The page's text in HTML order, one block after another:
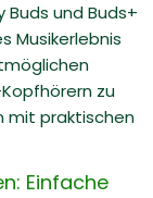
Buds und Buds+
Musikerlebnis
zu
mit praktischen
Einfache